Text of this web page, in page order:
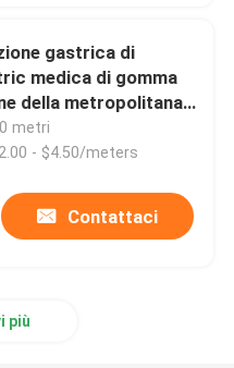
gastrica di
medica di gomma
della metropolitana
dell'OEM
metri
- $4.50/meters
Contattaci
più